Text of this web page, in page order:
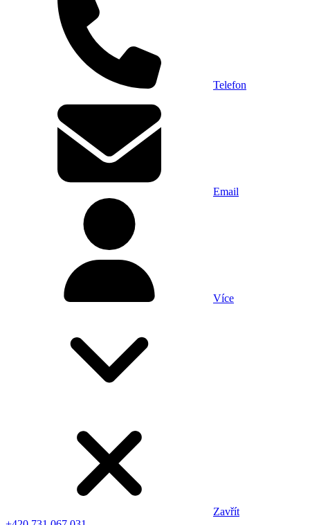
Telefon
Email
Více
Zavřít